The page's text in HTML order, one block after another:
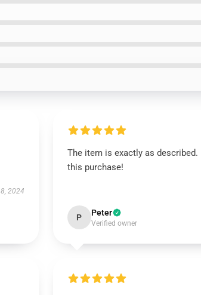
2024
The item is exactly as described.
this purchase!
P Peter
Verified owner